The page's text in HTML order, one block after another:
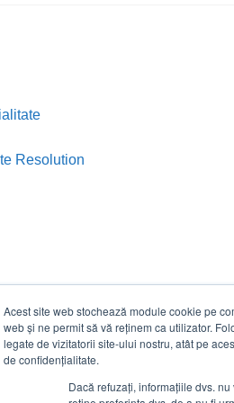
Acest site web stochează module cookie pe
web și ne permit să vă reținem ca utilizator.
legate de vizitatorii site-ului nostru, atât pe
de confidențialitate.
Dacă refuzați, informațiile dvs.
Resolution